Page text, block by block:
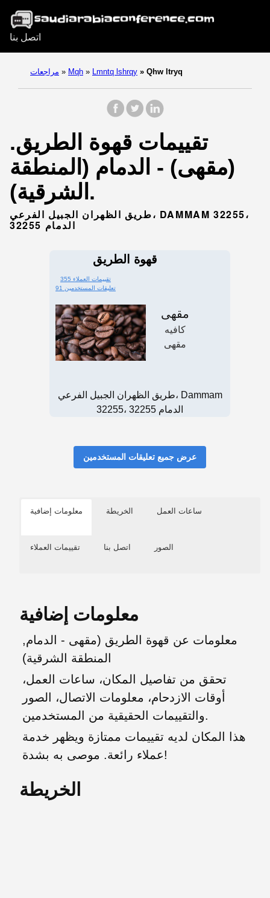
اتصل بنا
مراجعات » Mqh » Lmntq lshrqy » Qhw ltryq
تقييمات قهوة الطريق.
(مقهى) - الدمام (المنطقة
الشرقية).
طريق الظهران الجبيل الفرعي، DAMMAM 32255،
الدمام 32255
قهوة الطريق
355 تقييمات العملاء
91 تعليقات المستخدمين
مقهى
كافيه
مقهى
طريق الظهران الجبيل الفرعي، Dammam
32255، الدمام 32255
عرض جميع تعليقات المستخدمين
معلومات إضافية الخريطة ساعات العمل
تقييمات العملاء اتصل بنا الصور
معلومات إضافية
معلومات عن قهوة الطريق (مقهى - الدمام,
المنطقة الشرقية)
تحقق من تفاصيل المكان، ساعات العمل،
أوقات الازدحام، معلومات الاتصال، الصور
والتقييمات الحقيقية من المستخدمين.
هذا المكان لديه تقييمات ممتازة ويظهر خدمة
عملاء رائعة. موصى به بشدة!
الخريطة